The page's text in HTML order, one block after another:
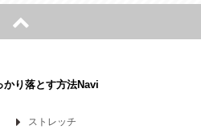
かり落とす方法Navi
ストレッチ